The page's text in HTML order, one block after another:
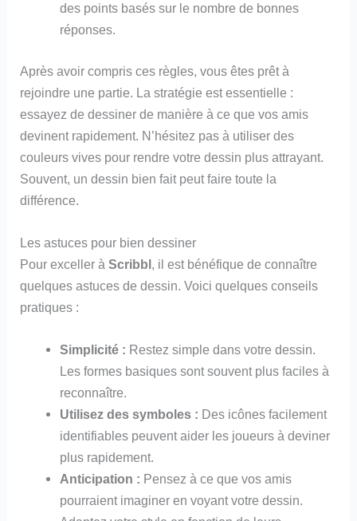
des points basés sur le nombre de bonnes
réponses.
Après avoir compris ces règles, vous êtes prêt à
rejoindre une partie. La stratégie est essentielle :
essayez de dessiner de manière à ce que vos amis
devinent rapidement. N’hésitez pas à utiliser des
couleurs vives pour rendre votre dessin plus attrayant.
Souvent, un dessin bien fait peut faire toute la
différence.
Les astuces pour bien dessiner
Pour exceller àScribbl, il est bénéfique de connaître
quelques astuces de dessin. Voici quelques conseils
pratiques :
Simplicité : Restez simple dans votre dessin.
Les formes basiques sont souvent plus faciles à
reconnaître.
Utilisez des symboles : Des icônes facilement
identifiables peuvent aider les joueurs à deviner
plus rapidement.
Anticipation : Pensez à ce que vos amis
pourraient imaginer en voyant votre dessin.